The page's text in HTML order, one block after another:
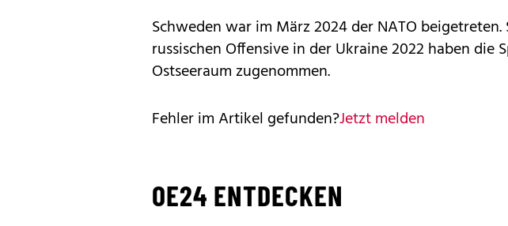
Schweden war im März 2024 der NATO beigetreten.
russischen Offensive in der Ukraine 2022 haben die
Ostseeraum zugenommen.
Fehler im Artikel gefunden?Jetzt melden
OE24 ENTDECKEN